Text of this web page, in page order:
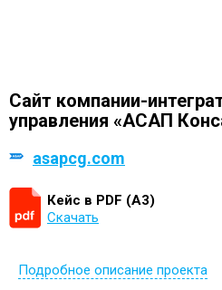
Сайт компании-
управления «АСАП
asapcg.com
Кейс в PDF (А3)
Скачать
Подробное описание проекта